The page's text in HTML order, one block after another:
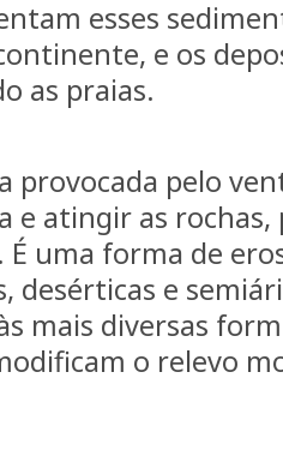
esses
e os
as praias.
provocada pelo
e atingir as rochas,
uma forma de
desérticas e
mais diversas
o relevo